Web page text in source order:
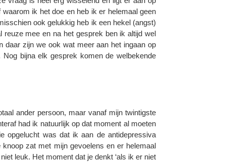
ik het doe en heb ik er helemaal geen
ook gelukkig heb ik een hekel (angst)
mee en na het gesprek ben ik altijd wel
daar zijn we ook wat meer aan het ingaan op
bijna elk gesprek komen de welbekende
ander persoon, maar vanaf mijn twintigste
had ik natuurlijk op dat moment al moeten
opgelucht was dat ik aan de antidepressiva
zat met mijn gevoelens en er helemaal
leuk. Het moment dat je denkt ‘als ik er niet